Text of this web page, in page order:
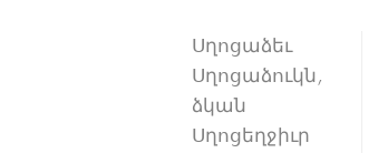
Սղոցաձեւ
Սղոցաձուկն,
ձկան
Սղոցեղջիւր